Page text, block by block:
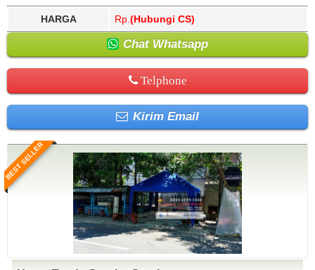
HARGA Rp. (Hubungi CS)
Chat Whatsapp
Telphone
Kirim Email
BEST SELLER